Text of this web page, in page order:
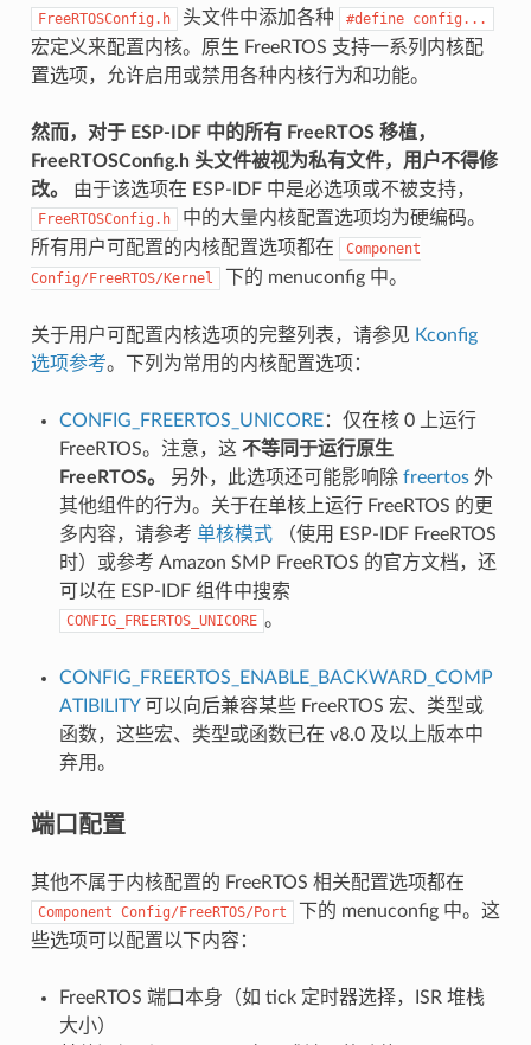
FreeRTOSConfig.h 头文件中添加各种 #define config...
宏定义来配置内核。原生 FreeRTOS 支持一系列内核配
置选项，允许启用或禁用各种内核行为和功能。
然而，对于 ESP-IDF 中的所有 FreeRTOS 移植，
FreeRTOSConfig.h 头文件被视为私有文件，用户不得修
改。
由于该选项在 ESP-IDF 中是必选项或不被支持，
FreeRTOSConfig.h
中的大量内核配置选项均为硬编码。
所有用户可配置的内核配置选项都在
Component
Config/FreeRTOS/Kernel
下的 menuconfig 中。
关于用户可配置内核选项的完整列表，请参见 Kconfig
选项参考。下列为常用的内核配置选项：
CONFIG_FREERTOS_UNICORE：仅在核 0 上运行
FreeRTOS。注意，这 不等同于运行原生
FreeRTOS。
另外，此选项还可能影响除 freertos外
其他组件的行为。关于在单核上运行 FreeRTOS 的更
多内容，请参考 单核模式（使用 ESP-IDF FreeRTOS
时）或参考 Amazon SMP FreeRTOS 的官方文档，还
可以在 ESP-IDF 组件中搜索
CONFIG_FREERTOS_UNICORE 。
CONFIG_FREERTOS_ENABLE_BACKWARD_COMP
ATIBILITY可以向后兼容某些 FreeRTOS 宏、类型或
函数，这些宏、类型或函数已在 v8.0 及以上版本中
弃用。
端口配置
其他不属于内核配置的 FreeRTOS 相关配置选项都在
Component Config/FreeRTOS/Port
下的 menuconfig 中。这
些选项可以配置以下内容：
FreeRTOS 端口本身（如 tick 定时器选择，ISR 堆栈
大小）